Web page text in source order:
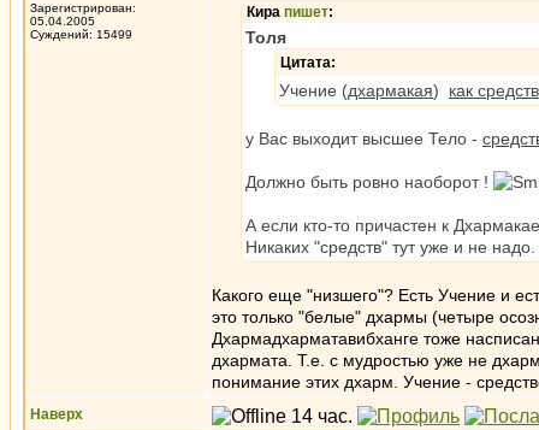
Зарегистрирован:
05.04.2005
Суждений: 15499
Кира пишет:
Толя
Цитата:
Учение (дхармакая) как
у Вас выходит высшее Тело -
Должно быть ровно наоборот !
А если кто-то причастен к
Никаких "средств" тут уже и не надо.
Какого еще "низшего"? Есть Учение и
это только "белые" дхармы (четыре
Дхармадхарматавибханге тоже
дхармата. Т.е. с мудростью уже не
понимание этих дхарм. Учение -
Наверх